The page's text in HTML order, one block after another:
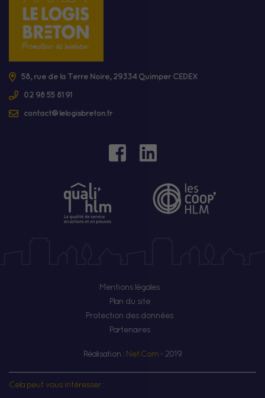
58, rue de la Terre Noire, 29334 Quimper CEDEX
02 98 55 81 91
contact@lelogisbreton.fr
Mentions légales
Plan du site
Protection des données
Partenaires
Réalisation : Net.Com - 2019
Cela peut vous intéresser :